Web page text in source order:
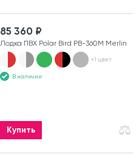
85 360 ₽
Лодка ПВХ Polar Bird PB-360M Merlin
+1 цвет
В наличии
Купить